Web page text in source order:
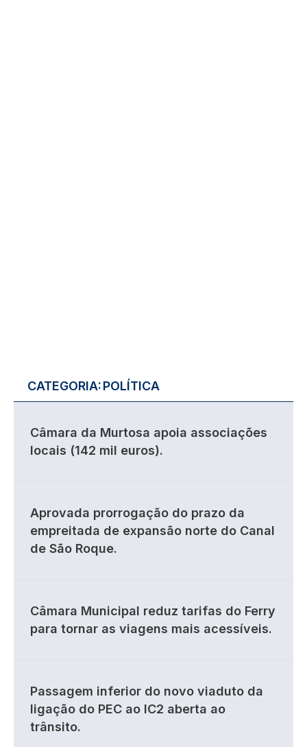
CATEGORIA:POLÍTICA
Câmara da Murtosa apoia associações
locais (142 mil euros).
Aprovada prorrogação do prazo da
empreitada de expansão norte do Canal
de São Roque.
Câmara Municipal reduz tarifas do Ferry
para tornar as viagens mais acessíveis.
Passagem inferior do novo viaduto da
ligação do PEC ao IC2 aberta ao
trânsito.